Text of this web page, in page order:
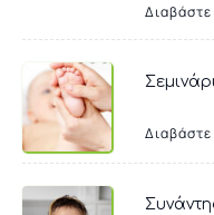
Διαβάστε
Διαβάστε